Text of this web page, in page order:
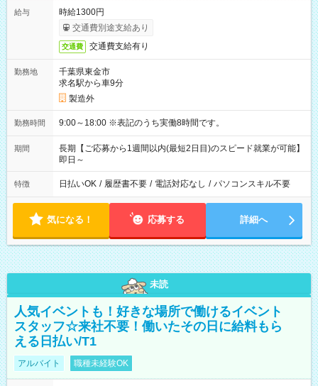
給与
時給1300円
交通費別途支給あり
交通費 交通費支給有り
勤務地
千葉県東金市
求名駅から車9分
製造外
勤務時間 9:00～18:00 ※表記のうち実働8時間です。
期間
長期【ご応募から1週間以内(最短2日目)のスピード就業が可能】
即日～
特徴 日払いOK / 履歴書不要 / 電話対応なし / パソコンスキル不要
気になる！ 応募する 詳細へ
未読
人気イベントも！好きな場所で働けるイベント
スタッフ☆来社不要！働いたその日に給料もら
える日払い/T1
アルバイト 職種未経験OK